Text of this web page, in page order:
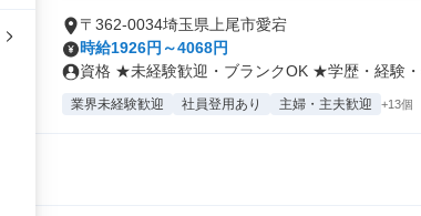
〒362-0034埼玉県上尾市愛宕
時給1926円～4068円
資格 ★未経験歓迎・ブランクOK ★学歴・経験・
業界未経験歓迎 社員登用あり 主婦・主夫歓迎 +13個